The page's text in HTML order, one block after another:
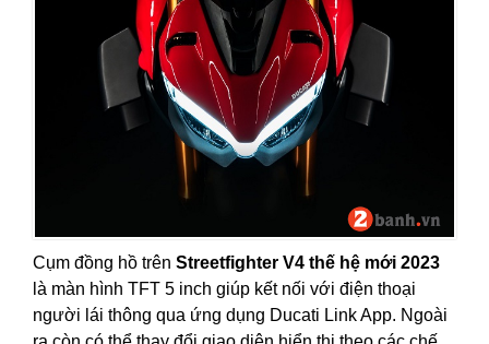
Cụm đồng hồ trên Streetfighter V4 thế hệ mới 2023
là màn hình TFT 5 inch giúp kết nối với điện thoại
người lái thông qua ứng dụng Ducati Link App. Ngoài